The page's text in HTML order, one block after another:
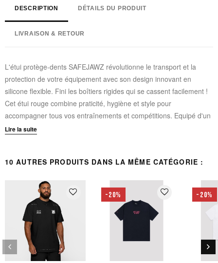
DESCRIPTION DÉTAILS DU PRODUIT
LIVRAISON & RETOUR
L'étui protège-dents SAFEJAWZ révolutionne le transport et la
protection de votre équipement avec son design innovant en
silicone flexible. Fini les boîtiers rigides qui se cassent facilement !
Cet étui rouge combine praticité, hygiène et style pour
accompagner tous vos entraînements et compétitions. Equipé d'un
mousqueton noir mat élégant, il se fixe facilement à votre sac de
Matériau en silicone durable :Premier étui flexible de sa
Mousqueton intégré :
Fixation facile sur votre équipement
sportif grâce au mousqueton noir mat stylé
Design respirant :
Conception aérée unique permettant à
votre protège-dents de "respirer" et de rester frais
Hygiène optimale :
bactéries, facile à nettoyer et à sécher
Message inspirant :
Gravure "Confidence Within" rappelant
Lire la suite
10 AUTRES PRODUITS DANS LA MÊME CATÉGORIE :
favorite_border -20% favorite_border -20%
Précédent
keyboard_arrow_left keyboard_arrow_right